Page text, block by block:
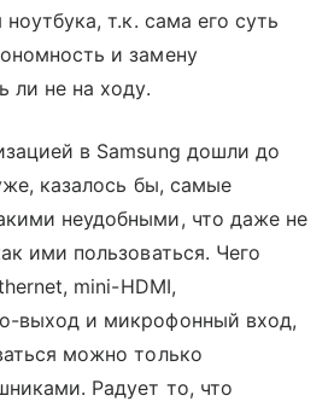
т.к. сама его суть
и замену
ли не на ходу.
в Samsung дошли до
казалось бы, самые
неудобными, что даже не
ими пользоваться. Чего
mini-HDMI,
выход и микрофонный вход,
можно только
Радует то, что